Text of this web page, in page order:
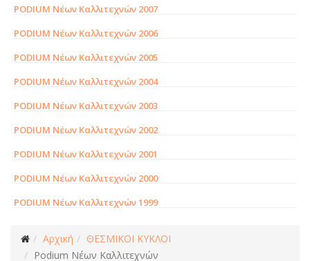
PODIUM Νέων Καλλιτεχνών 2007
PODIUM Νέων Καλλιτεχνών 2006
PODIUM Νέων Καλλιτεχνών 2005
PODIUM Νέων Καλλιτεχνών 2004
PODIUM Νέων Καλλιτεχνών 2003
PODIUM Νέων Καλλιτεχνών 2002
PODIUM Νέων Καλλιτεχνών 2001
PODIUM Νέων Καλλιτεχνών 2000
PODIUM Νέων Καλλιτεχνών 1999
Αρχική
ΘΕΣΜΙΚΟΙ ΚΥΚΛΟΙ
Podium Νέων Καλλιτεχνών